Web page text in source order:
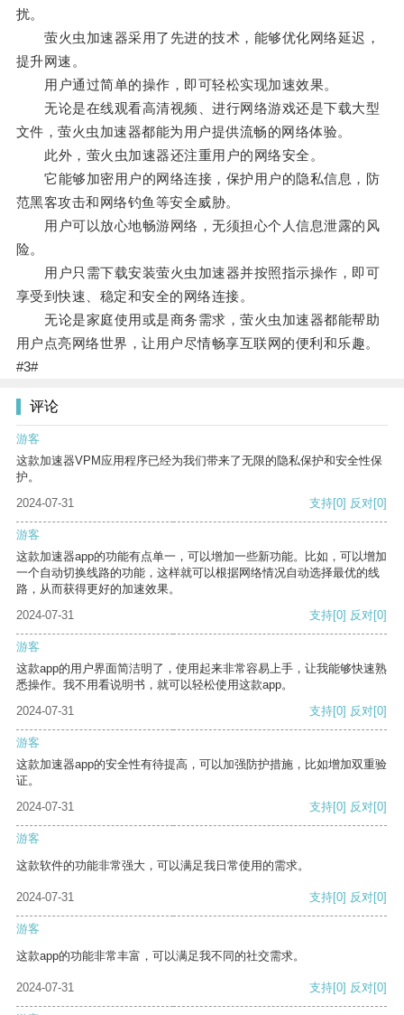
扰。
萤火虫加速器采用了先进的技术，能够优化网络延迟，
提升网速。
用户通过简单的操作，即可轻松实现加速效果。
无论是在线观看高清视频、进行网络游戏还是下载大型
文件，萤火虫加速器都能为用户提供流畅的网络体验。
此外，萤火虫加速器还注重用户的网络安全。
它能够加密用户的网络连接，保护用户的隐私信息，防
范黑客攻击和网络钓鱼等安全威胁。
用户可以放心地畅游网络，无须担心个人信息泄露的风
险。
用户只需下载安装萤火虫加速器并按照指示操作，即可
享受到快速、稳定和安全的网络连接。
无论是家庭使用或是商务需求，萤火虫加速器都能帮助
用户点亮网络世界，让用户尽情畅享互联网的便利和乐趣。
#3#
评论
游客
这款加速器VPM应用程序已经为我们带来了无限的隐私保护和安全性保
护。
2024-07-31
支持[0] 反对[0]
游客
这款加速器app的功能有点单一，可以增加一些新功能。比如，可以增加
一个自动切换线路的功能，这样就可以根据网络情况自动选择最优的线
路，从而获得更好的加速效果。
2024-07-31
支持[0] 反对[0]
游客
这款app的用户界面简洁明了，使用起来非常容易上手，让我能够快速熟
悉操作。我不用看说明书，就可以轻松使用这款app。
2024-07-31
支持[0] 反对[0]
游客
这款加速器app的安全性有待提高，可以加强防护措施，比如增加双重验
证。
2024-07-31
支持[0] 反对[0]
游客
这款软件的功能非常强大，可以满足我日常使用的需求。
2024-07-31 支持[0] 反对[0]
游客
这款app的功能非常丰富，可以满足我不同的社交需求。
2024-07-31 支持[0] 反对[0]